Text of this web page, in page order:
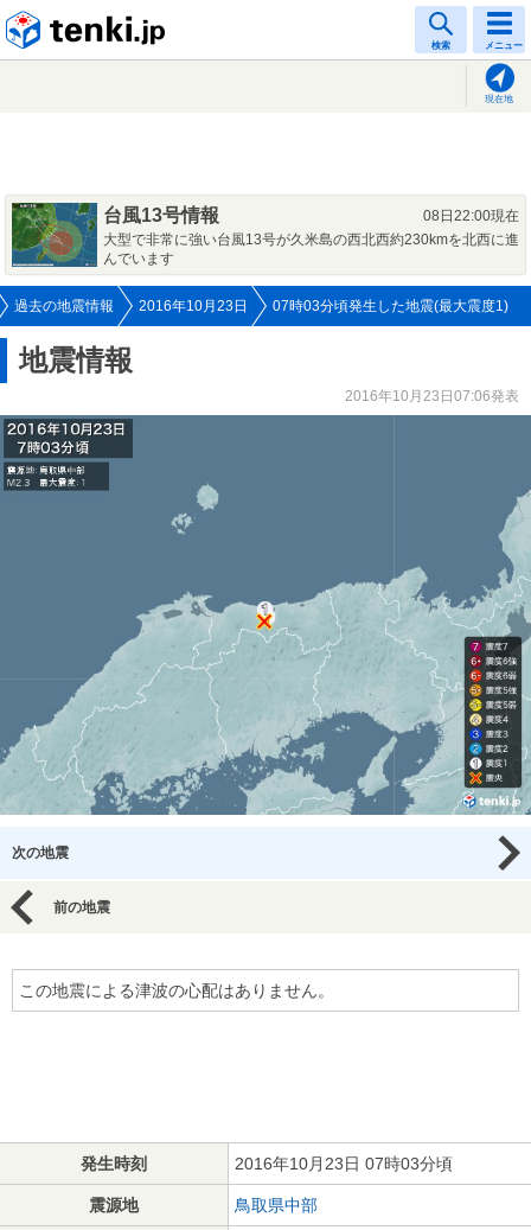
検索 メニュー
現在地
台風13号情報
08日22:00現在
大型で非常に強い台風13号が久米島の西北西約230kmを北西に進
んでいます
過去の地震情報 2016年10月23日 07時03分頃発生した地震(最大震度1)
地震情報
2016年10月23日07:06発表
次の地震
前の地震
この地震による津波の心配はありません。
発生時刻 2016年10月23日 07時03分頃
震源地 鳥取県中部